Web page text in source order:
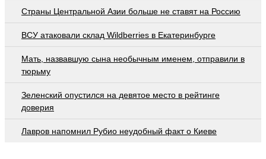
Страны Центральной Азии больше не ставят на Россию
ВСУ атаковали склад Wildberries в Екатеринбурге
Мать, назвавшую сына необычным именем, отправили в
тюрьму
Зеленский опустился на девятое место в рейтинге
доверия
Лавров напомнил Рубио неудобный факт о Киеве